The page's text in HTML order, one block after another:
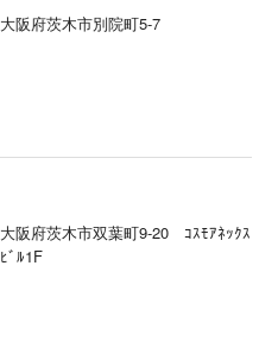
大阪府茨木市別院町5-7
大阪府茨木市双葉町9-20 ｺｽﾓｱﾈｯｸｽ
ﾋﾞﾙ1F